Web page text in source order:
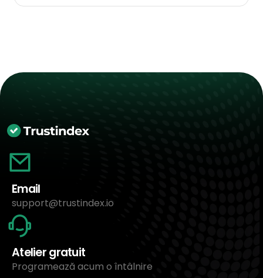
Email
support@trustindex.io
Atelier gratuit
Programează acum o întâlnire